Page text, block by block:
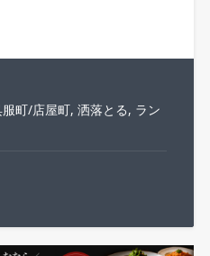
町/店屋町, 洒落とる, ラン